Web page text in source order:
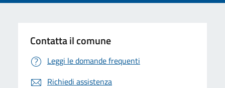
Contatta il comune
Leggi le domande frequenti
Richiedi assistenza